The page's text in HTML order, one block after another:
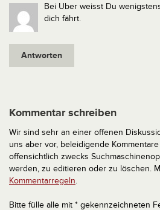
Bei Uber weisst Du
dich fährt.
Antworten
Kommentar schreiben
Wir sind sehr an einer offenen
uns aber vor, beleidigende
offensichtlich zwecks
werden, zu editieren oder zu löschen.
Kommentarregeln.
Bitte fülle alle mit * gekennzeichneten